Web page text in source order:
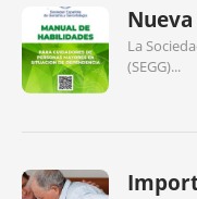
La
(SEGG)...